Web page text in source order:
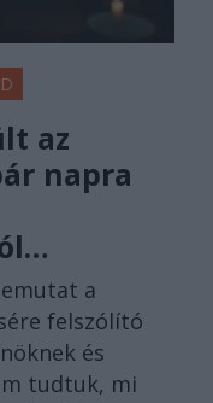
az
napra
a
felszólító
és
tudtuk, mi